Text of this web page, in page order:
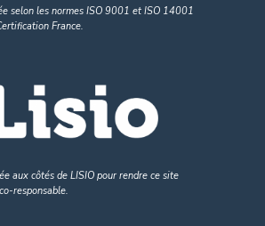
selon les normes ISO 9001 et ISO 14001
France.
aux côtés de LISIO pour rendre ce site
responsable.